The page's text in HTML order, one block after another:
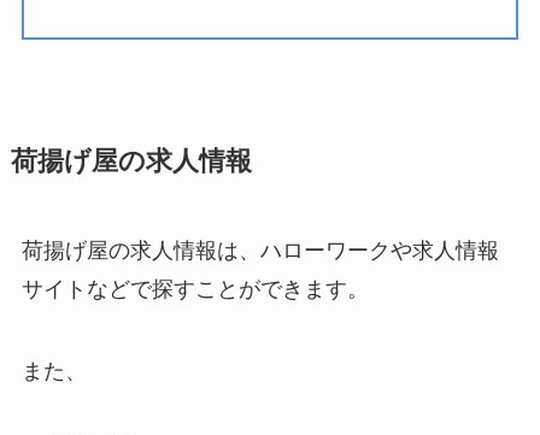
荷揚げ屋の求人情報
荷揚げ屋の求人情報は、ハローワークや求人情報
サイトなどで探すことができます。
また、